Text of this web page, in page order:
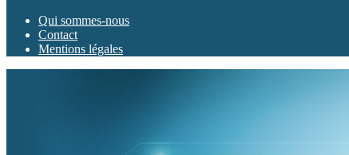
Qui sommes-nous
Contact
Mentions légales